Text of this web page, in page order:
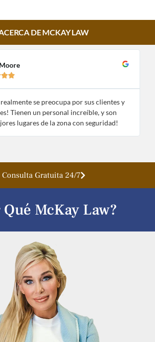
DE MCKAY LAW

realmente se preocupa por sus clientes y
Tienen un personal increíble, y son
lugares de la zona con seguridad!
Consulta Gratuita 24/7
Qué McKay Law?